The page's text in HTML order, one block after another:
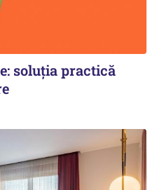
soluția practică